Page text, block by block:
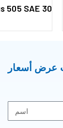
505 SAE 30
عرض أسعار